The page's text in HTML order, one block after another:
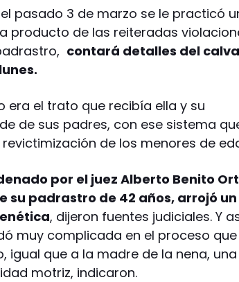
pasado 3 de marzo se le practicó
producto de las reiteradas
contará detalles del
era el trato que recibía ella y su
de sus padres, con ese sistema
de los menores de
por el juez Alberto Benito
su padrastro de 42 años, arrojó un
, dijeron fuentes judiciales. Y
muy complicada en el proceso
igual que a la madre de la nena, una
motriz, indicaron.